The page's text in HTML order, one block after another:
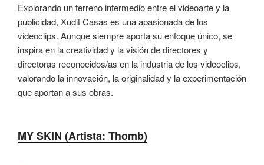
Explorando un terreno intermedio entre el videoarte y la
publicidad, Xudit Casas es una apasionada de los
videoclips. Aunque siempre aporta su enfoque único, se
inspira en la creatividad y la visión de directores y
directoras reconocidos/as en la industria de los videoclips,
valorando la innovación, la originalidad y la experimentación
que aportan a sus obras.
MY SKIN (Artista: Thomb)